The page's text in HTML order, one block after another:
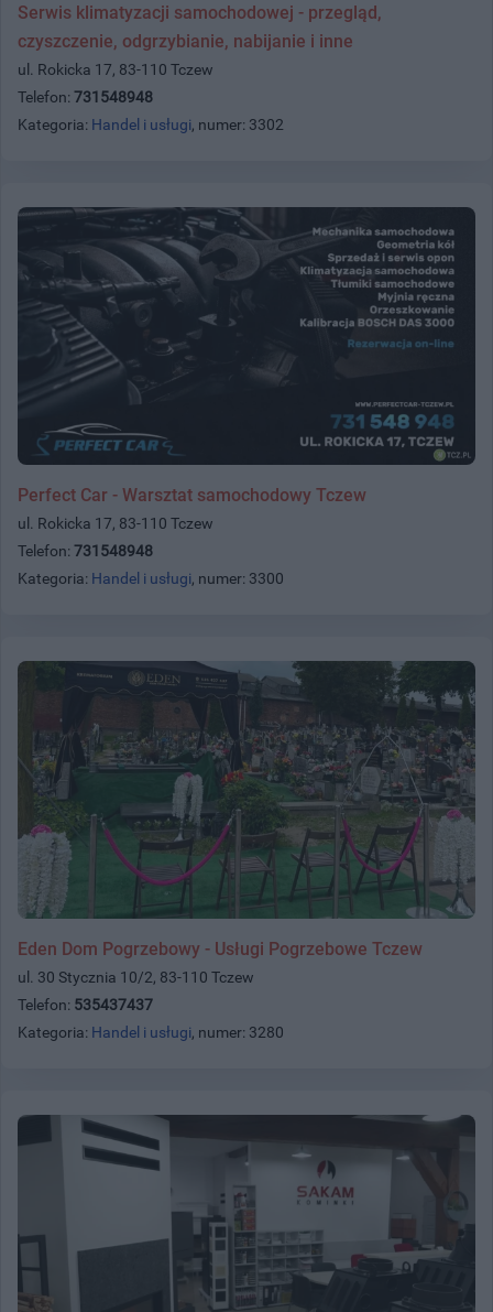
Serwis klimatyzacji samochodowej - przegląd,
czyszczenie, odgrzybianie, nabijanie i inne
ul. Rokicka 17, 83-110 Tczew
Telefon: 731548948
Kategoria: Handel i usługi, numer: 3302
Perfect Car - Warsztat samochodowy Tczew
ul. Rokicka 17, 83-110 Tczew
Telefon: 731548948
Kategoria: Handel i usługi, numer: 3300
Eden Dom Pogrzebowy - Usługi Pogrzebowe Tczew
ul. 30 Stycznia 10/2, 83-110 Tczew
Telefon: 535437437
Kategoria: Handel i usługi, numer: 3280